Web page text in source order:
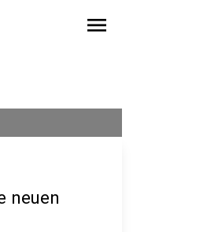
menu
neuen